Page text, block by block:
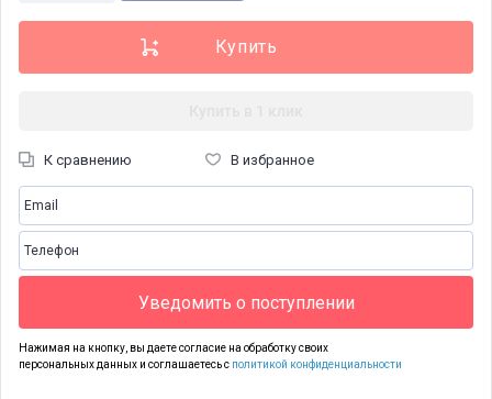
К сравнению В избранное
Уведомить о поступлении
Нажимая на кнопку, вы даете согласие на обработку своих
персональных данных и соглашаетесь с политикой конфиденциальности